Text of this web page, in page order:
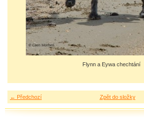
Flynn a Eywa chechtání
← Předchozí Zpět do složky